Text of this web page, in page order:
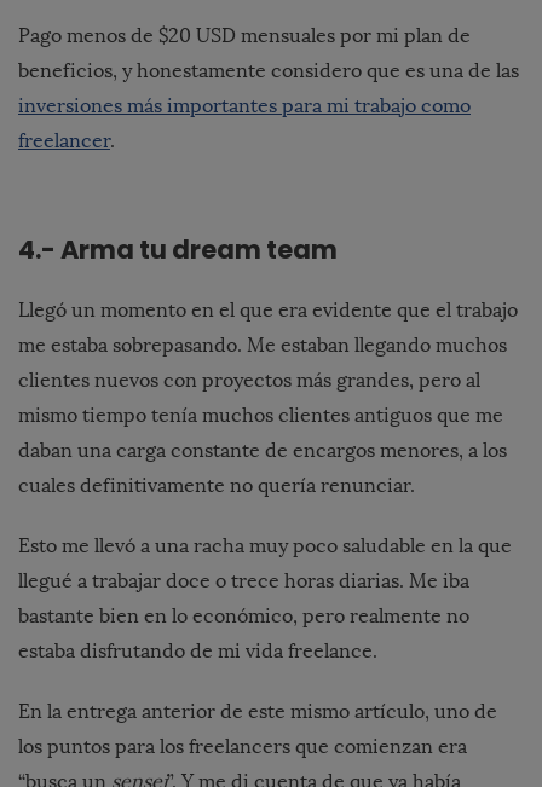
Pago menos de $20 USD mensuales por mi plan de
beneficios, y honestamente considero que es una de las
inversiones más importantes para mi trabajo como
freelancer.
4.- Arma tu dream team
Llegó un momento en el que era evidente que el trabajo
me estaba sobrepasando. Me estaban llegando muchos
clientes nuevos con proyectos más grandes, pero al
mismo tiempo tenía muchos clientes antiguos que me
daban una carga constante de encargos menores, a los
cuales definitivamente no quería renunciar.
Esto me llevó a una racha muy poco saludable en la que
llegué a trabajar doce o trece horas diarias. Me iba
bastante bien en lo económico, pero realmente no
estaba disfrutando de mi vida freelance.
En la entrega anterior de este mismo artículo, uno de
los puntos para los freelancers que comienzan era
“busca un sensei”. Y me di cuenta de que ya había